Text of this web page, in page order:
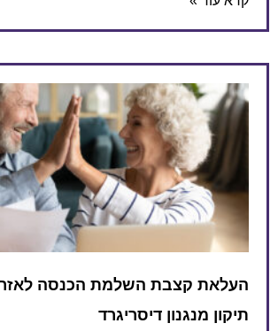
העלאת קצבת השלמת הכנסה
תיקון מנגנון דיסריגרד